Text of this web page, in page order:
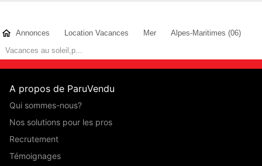
Annonces Location Vacances Mer
Alpes-Maritimes (06)
Vacances au soleil,p...
A propos de ParuVendu
Qui sommes-nous?
Nos solutions pour les pros
Recrutement
Témoignages